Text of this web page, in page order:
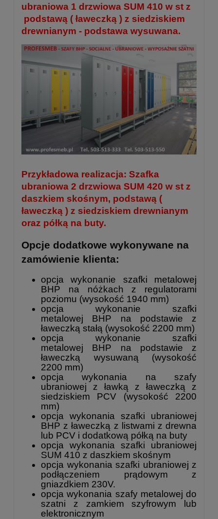
ubraniowa 1 drzwiowa SUM 410 w st z
podstawą ( ławeczką ) z siedziskiem
drewnianym - podstawa wysuwana.
Przykładowa realizacja: Szafka
ubraniowa 2 drzwiowa SUM 420 w st z
daszkiem skośnym, podstawą (
ławeczką ) z siedziskiem drewnianym
oraz półką na buty.
Opcje dodatkowe wykonywane na
zamówienie klienta:
opcja wykonanie szafki metalowej
BHP na nóżkach z regulatorami
poziomu (wysokość 1940 mm)
opcja wykonanie szafki
metalowej BHP na podstawie z
ławeczką stałą (wysokość 2200 mm)
opcja wykonanie szafki
metalowej BHP na podstawie z
ławeczką wysuwaną (wysokość
2200 mm)
opcja wykonania na szafy
ubraniowej z ławką z ławeczką z
siedziskiem PCV (wysokość 2200
mm)
opcja wykonania szafki ubraniowej
BHP z ławeczką z listwami z drewna
lub PCV i dodatkową półką na buty
opcja wykonania szafki ubraniowej
SUM 410 z daszkiem skośnym
opcja wykonania szafki ubraniowej z
podłączeniem prądowym z
gniazdkiem 230V.
opcja wykonania szafy metalowej do
szatni z zamkiem szyfrowym lub
elektronicznym